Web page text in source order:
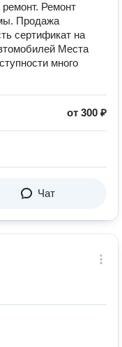
Ремонт
Продажа
сертификат на
Места
много
от 300 ₽
Чат